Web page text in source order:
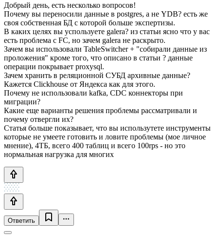
Добрый день, есть несколько вопросов!
Почему вы переносили данные в postgres, а не YDB? есть же
своя собственная БД с которой больше экспертизы.
В каких целях вы успользуете galera? из статьи ясно что у вас
есть проблема с FC, но зачем galera не раскрыто.
Зачем вы использовали TableSwitcher + "собирали данные из
проложения" кроме того, что описано в статьи ? данные
операции покрывает proxysql.
Зачем хранить в реляционной СУБД архивные данные?
Кажется Clickhouse от Яндекса как для этого.
Почему не использовали kafka, CDC коннекторы при
миграции?
Какие еще варианты решения проблемы рассматривали и
почему отвергли их?
Статья больше показывает, что вы использутете инструменты
которые не умеете готовить и ловите проблемы (мое личное
мнение), 4ТБ, всего 400 таблиц и всего 100rps - но это
нормальная нагрузка для многих
Ответить